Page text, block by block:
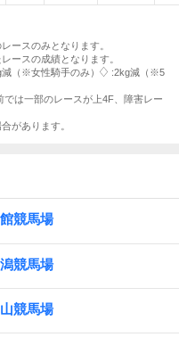
ースのみとなります。
ースの成績となります。
減（※女性騎手のみ）
:2kg減（※5
は一部のレースが上4F、障害レー
があります。
競馬場
競馬場
競馬場